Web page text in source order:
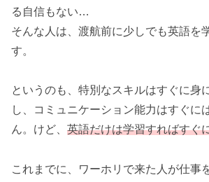
る自信もない…
そんな人は、渡航前に少しでも英語を
す。
というのも、特別なスキルはすぐに身
し、コミュニケーション能力はすぐに
ん。けど、 英語だけは学習すればすぐ
これまでに、ワーホリで来た人が仕事